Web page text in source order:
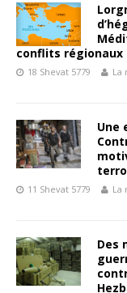
conflits régionaux
18 Shevat 5779 La
Une
11 Shevat 5779 La
Des